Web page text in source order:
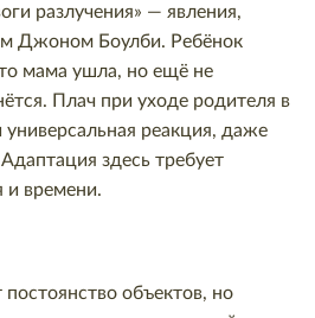
разлучения» — явления,
Джоном Боулби. Ребёнок
мама ушла, но ещё не
Плач при уходе родителя в
реакция, даже
здесь требует
и времени.
объектов, но